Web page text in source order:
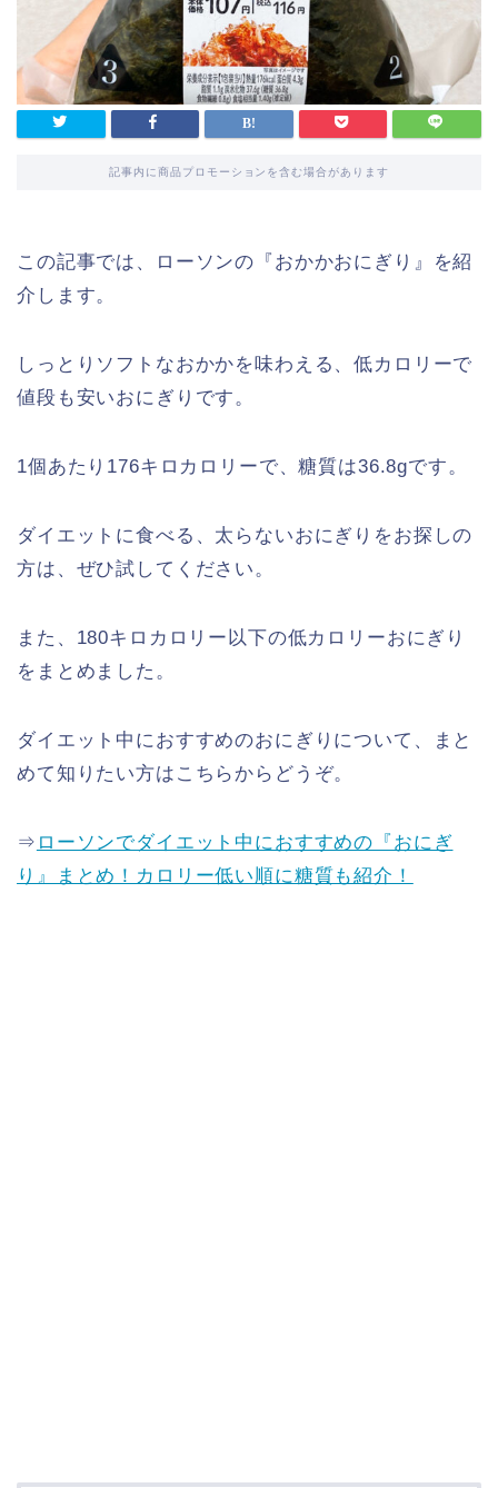
記事内に商品プロモーションを含む場合があります
この記事では、ローソンの『おかかおにぎり』を紹
介します。
しっとりソフトなおかかを味わえる、低カロリーで
値段も安いおにぎりです。
1個あたり176キロカロリーで、糖質は36.8gです。
ダイエットに食べる、太らないおにぎりをお探しの
方は、ぜひ試してください。
また、180キロカロリー以下の低カロリーおにぎり
をまとめました。
ダイエット中におすすめのおにぎりについて、まと
めて知りたい方はこちらからどうぞ。
⇒ ローソンでダイエット中におすすめの『おにぎ
り』まとめ！カロリー低い順に糖質も紹介！